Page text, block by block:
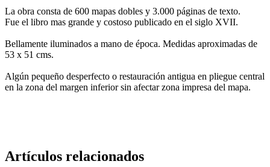
La obra consta de 600 mapas dobles y 3.000 páginas de texto.
Fue el libro mas grande y costoso publicado en el siglo XVII.
Bellamente iluminados a mano de época. Medidas aproximadas de
53 x 51 cms.
Algún pequeño desperfecto o restauración antigua en pliegue central
en la zona del margen inferior sin afectar zona impresa del mapa.
Artículos relacionados